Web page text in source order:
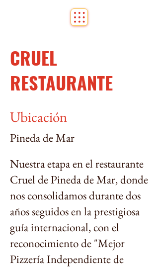
CRUEL
RESTAURANTE
Ubicación
Pineda de Mar
Nuestra etapa en el restaurante
Cruel de Pineda de Mar, donde
nos consolidamos durante dos
años seguidos en la prestigiosa
guía internacional, con el
reconocimiento de "Mejor
Pizzería Independiente de